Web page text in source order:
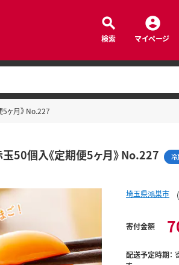
検索 マイページ
ヶ月》 No.227
50個入《定期便5ヶ月》 No.227 冷
埼玉県鴻巣市
寄付金額
配送予定時期：